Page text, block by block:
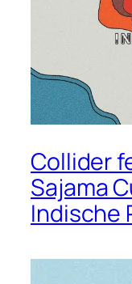
Collider
Sajama
Indische